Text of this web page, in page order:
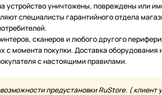
устройство уничтожены, повреждены или
специалисты гарантийного отдела
сканеров и любого другого
с момента покупки. Доставка
с настоящими правилами.
предустановки RuStore. (